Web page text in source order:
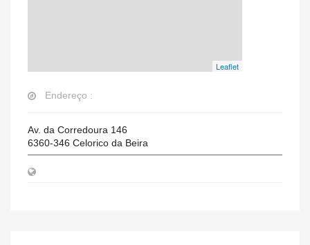
Leaflet
Endereço :
Av. da Corredoura 146
6360-346 Celorico da Beira